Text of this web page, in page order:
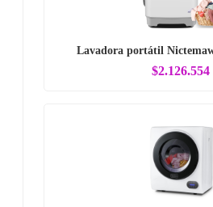
Lavadora portátil
$2.126.554